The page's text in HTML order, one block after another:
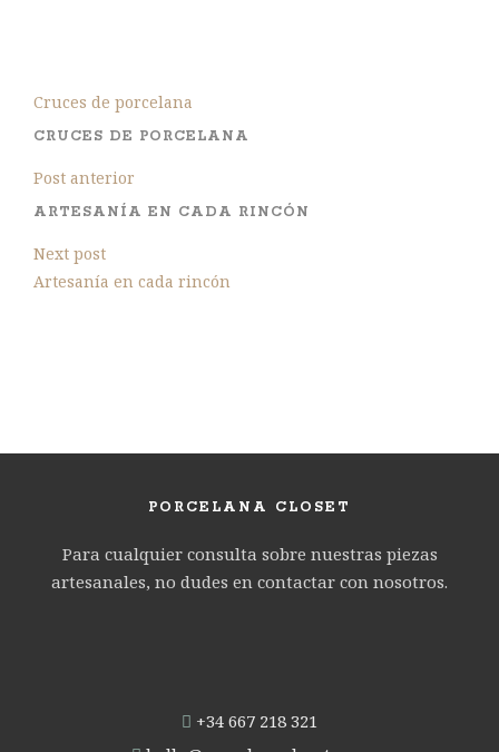
Cruces de porcelana
CRUCES DE PORCELANA
Post anterior
ARTESANÍA EN CADA RINCÓN
Next post
Artesanía en cada rincón
PORCELANA CLOSET
Para cualquier consulta sobre nuestras piezas
artesanales, no dudes en contactar con nosotros.
+34 667 218 321‬